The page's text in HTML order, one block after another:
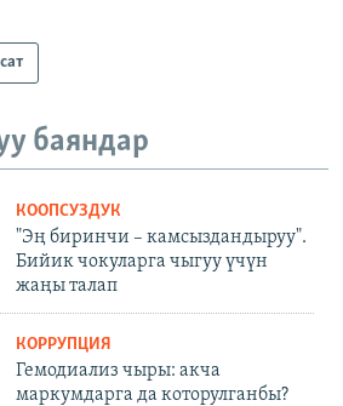
баяндар
КООПСУЗДУК
"Эң биринчи – камсыздандыруу".
Бийик чокуларга чыгуу үчүн
жаңы талап
КОРРУПЦИЯ
Гемодиализ чыры: акча
маркумдарга да которулганбы?